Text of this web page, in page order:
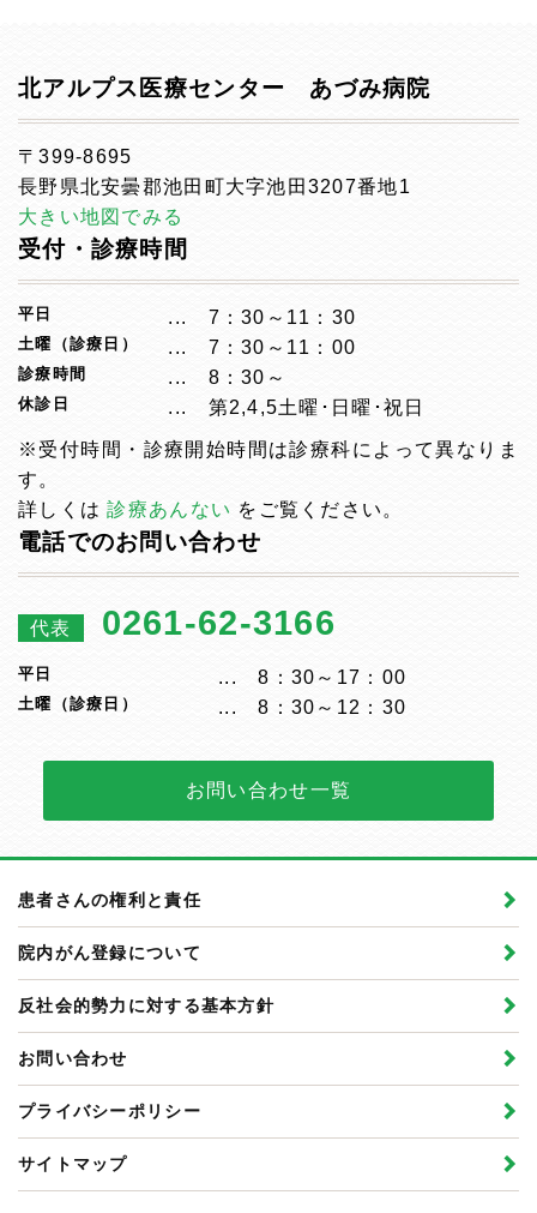
北アルプス医療センター あづみ病院
〒399-8695
長野県北安曇郡池田町大字池田3207番地1
大きい地図でみる
受付・診療時間
平日 7：30～11：30
土曜（診療日） 7：30～11：00
診療時間 8：30～
休診日 第2,4,5土曜･日曜･祝日
※受付時間・診療開始時間は診療科によって異なりま
す。
詳しくは診療あんない をご覧ください。
電話でのお問い合わせ
代表 0261-62-3166
平日 8：30～17：00
土曜（診療日） 8：30～12：30
お問い合わせ一覧
患者さんの権利と責任
院内がん登録について
反社会的勢力に対する基本方針
お問い合わせ
プライバシーポリシー
サイトマップ